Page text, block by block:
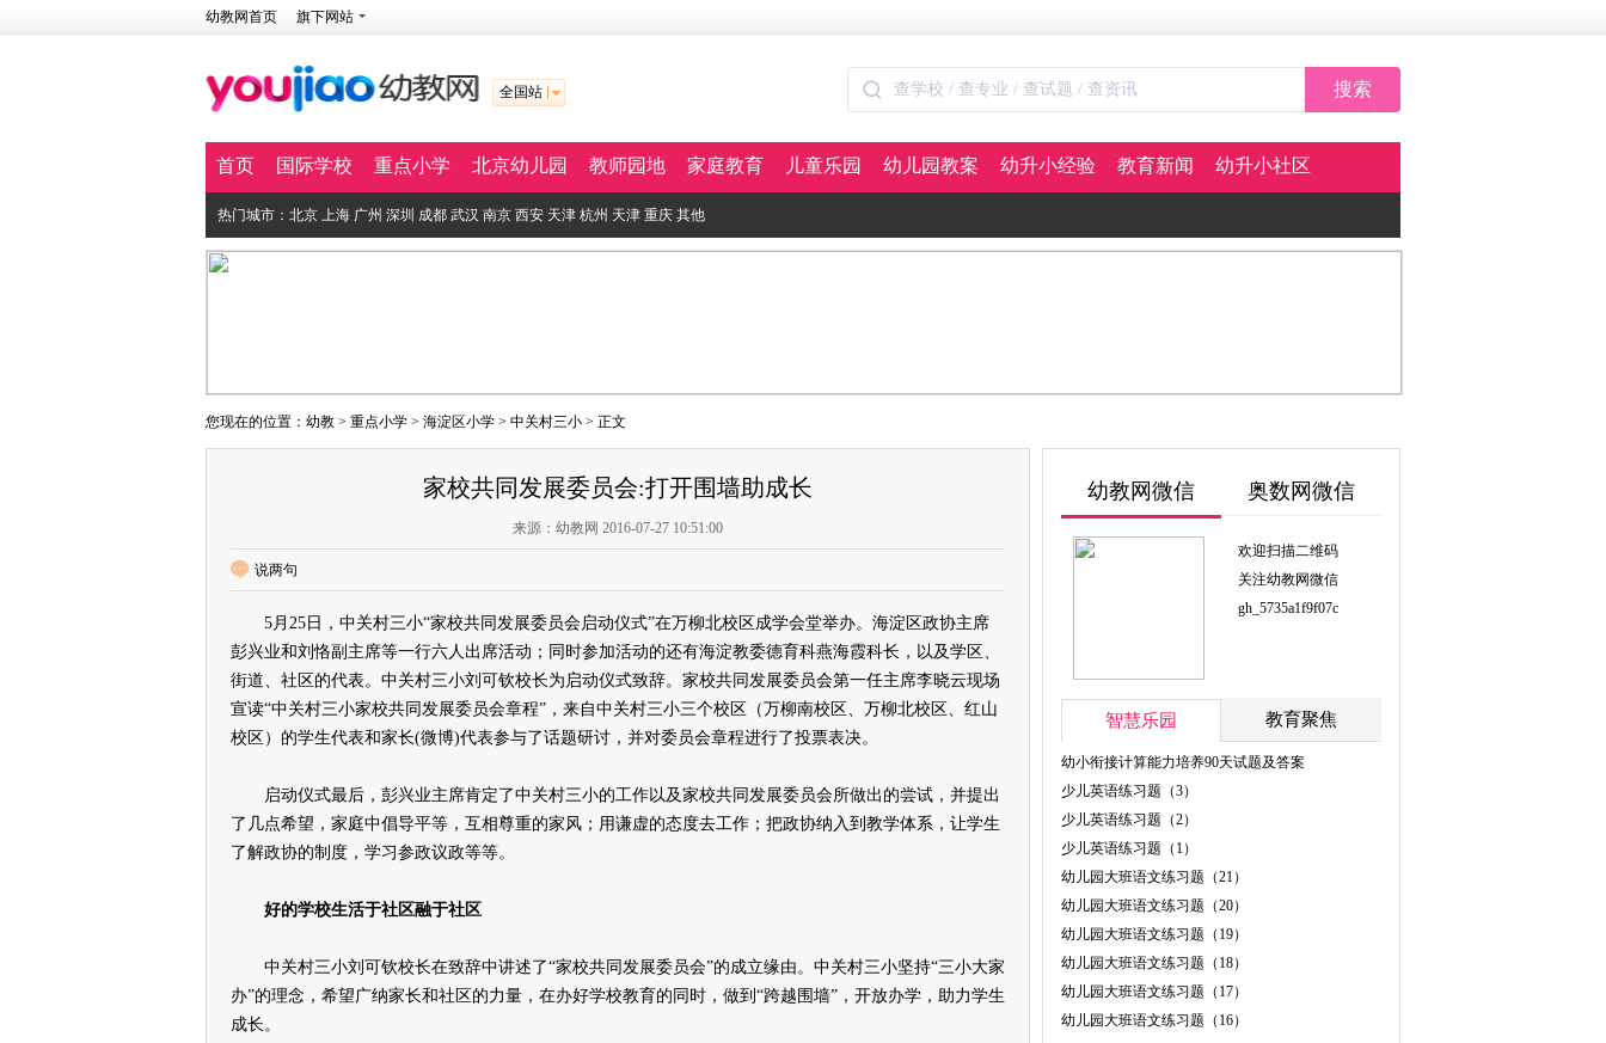
幼教网首页 旗下网站
全国站 搜索
首页 国际学校 重点小学 北京幼儿园 教师园地 家庭教育 儿童乐园 幼儿园教案 幼升小经验 教育新闻 幼升小社区
热门城市： 北京 上海 广州 深圳 成都 武汉 南京 西安 天津 杭州 天津 重庆 其他
您现在的位置： 幼教 > 重点小学 > 海淀区小学 > 中关村三小 > 正文
家校共同发展委员会:打开围墙助成长
来源：幼教网 2016-07-27 10:51:00
说两句
5月25日，中关村三小“家校共同发展委员会启动仪式”在万柳北校区成学会堂举办。海淀区政协主席
彭兴业和刘恪副主席等一行六人出席活动；同时参加活动的还有海淀教委德育科燕海霞科长，以及学区、
街道、社区的代表。中关村三小刘可钦校长为启动仪式致辞。家校共同发展委员会第一任主席李晓云现场
宣读“中关村三小家校共同发展委员会章程”，来自中关村三小三个校区（万柳南校区、万柳北校区、红山
校区）的学生代表和家长(微博)代表参与了话题研讨，并对委员会章程进行了投票表决。
启动仪式最后，彭兴业主席肯定了中关村三小的工作以及家校共同发展委员会所做出的尝试，并提出
了几点希望，家庭中倡导平等，互相尊重的家风；用谦虚的态度去工作；把政协纳入到教学体系，让学生
了解政协的制度，学习参政议政等等。
好的学校生活于社区融于社区
中关村三小刘可钦校长在致辞中讲述了“家校共同发展委员会”的成立缘由。中关村三小坚持“三小大家
办”的理念，希望广纳家长和社区的力量，在办好学校教育的同时，做到“跨越围墙”，开放办学，助力学生
成长。
幼教网微信 奥数网微信
欢迎扫描二维码
关注幼教网微信
gh_5735a1f9f07c
智慧乐园 教育聚焦
幼小衔接计算能力培养90天试题及答案
少儿英语练习题（3）
少儿英语练习题（2）
少儿英语练习题（1）
幼儿园大班语文练习题（21）
幼儿园大班语文练习题（20）
幼儿园大班语文练习题（19）
幼儿园大班语文练习题（18）
幼儿园大班语文练习题（17）
幼儿园大班语文练习题（16）